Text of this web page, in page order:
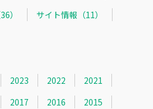
）
サイト情報（11）
2023 2022
2021
2017 2016
2015